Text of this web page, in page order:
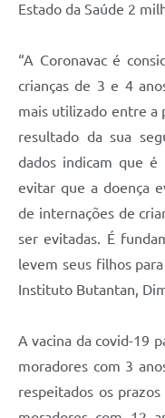
Estado da Saúde 2
“A Coronavac é
crianças de 3 e 4
mais utilizado entre a
resultado da sua
dados indicam que
evitar que a doença
de internações de
ser evitadas. É
levem seus filhos
Instituto Butantan,
A vacina da covid-19
moradores com 3
respeitados os